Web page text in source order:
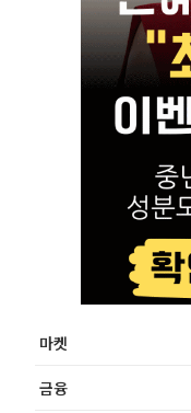
마켓
금융